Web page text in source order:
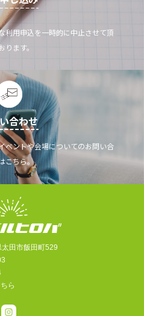
利用申込を一時的に中止させて頂
ります。
合わせ
ベントや会場についてのお問い合
こちら。
田市飯田町529
ら